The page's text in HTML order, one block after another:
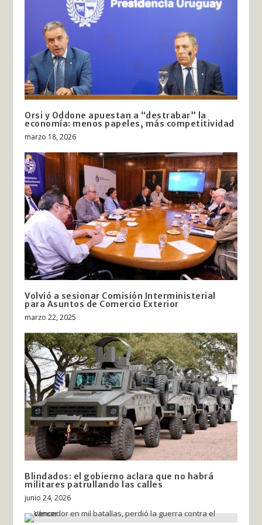
Orsi y Oddone apuestan a “destrabar” la
economía: menos papeles, más competitividad
marzo 18, 2026
Volvió a sesionar Comisión Interministerial
para Asuntos de Comercio Exterior
marzo 22, 2025
Blindados: el gobierno aclara que no habrá
militares patrullando las calles
junio 24, 2026